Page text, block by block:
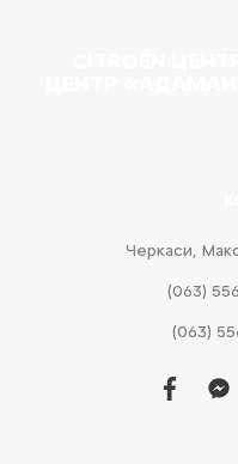
Черкаси,
(063)
(063)